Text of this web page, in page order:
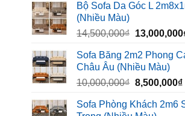
là:
Bộ Sofa Da Góc L
(Nhiều Màu)
14,500,000₫ Giá
là:
14,500,000₫.
13,000,000
Sofa Băng 2m2 Phong
Châu Âu (Nhiều Màu)
10,000,000₫ Giá
là:
8,500,000₫
Sofa Phòng Khách 2m6